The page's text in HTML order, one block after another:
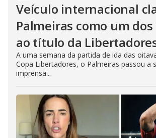
Veículo internacional
Palmeiras como um
ao título da
A uma semana da partida de ida das
Copa Libertadores, o Palmeiras passou a
imprensa...